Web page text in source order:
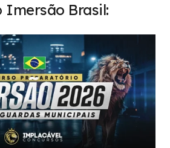
Imersão Brasil: